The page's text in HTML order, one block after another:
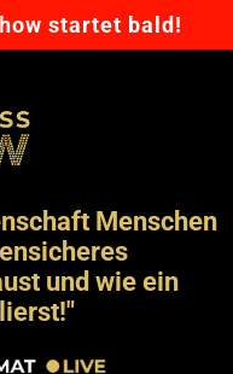
startet bald!
Menschen
und wie ein